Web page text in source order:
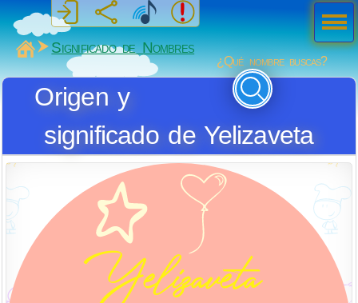
MiSabueso
Significado de Nombres
¿Qué nombre buscas?
Origen y
significado de Yelizaveta
Men
ú